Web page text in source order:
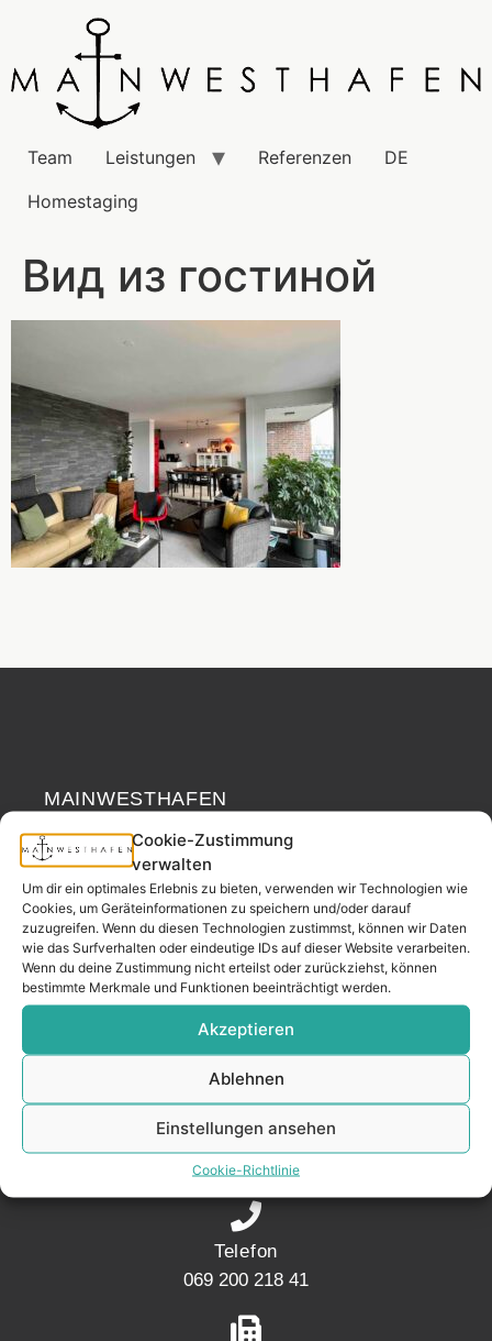
Cookie-Zustimmung
verwalten
Um dir ein optimales Erlebnis zu bieten, verwenden wir Technologien wie
Cookies, um Geräteinformationen zu speichern und/oder darauf
zuzugreifen. Wenn du diesen Technologien zustimmst, können wir Daten
wie das Surfverhalten oder eindeutige IDs auf dieser Website verarbeiten.
Wenn du deine Zustimmung nicht erteilst oder zurückziehst, können
bestimmte Merkmale und Funktionen beeinträchtigt werden.
Akzeptieren
Ablehnen
Einstellungen ansehen
Cookie-Richtlinie
Team Leistungen Referenzen
DE
Homestaging
Вид из гостиной
MAINWESTHAFEN
IMMOBILIEN
Ihr Immobilienpartner
aus der
Nachbarschaft.
– seit 2017.
Widerrufsrecht
Adresse
Mainwesthafen Immobilien Speicherstraße 5
60327 Frankfurt
Telefon
069 200 218 41